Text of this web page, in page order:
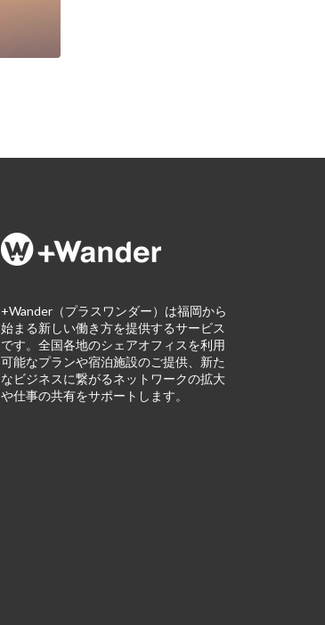
+Wander（プラスワンダー）は福岡から
始まる新しい働き方を提供するサービス
です。全国各地のシェアオフィスを利用
可能なプランや宿泊施設のご提供、新た
なビジネスに繋がるネットワークの拡大
や仕事の共有をサポートします。